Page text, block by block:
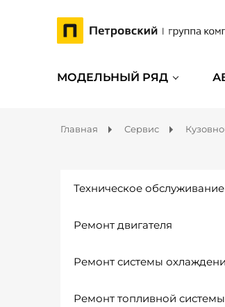
МОДЕЛЬНЫЙ РЯД
Главная Сервис
Техническое обслуживание
Ремонт двигателя
Ремонт системы
Ремонт топливной системы